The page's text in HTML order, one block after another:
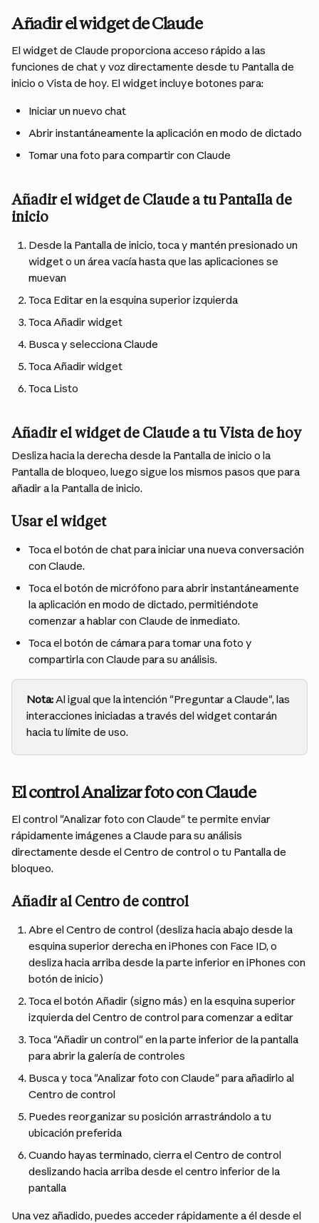
Añadir el widget de Claude
El widget de Claude proporciona acceso rápido a las
funciones de chat y voz directamente desde tu Pantalla de
inicio o Vista de hoy. El widget incluye botones para:
Iniciar un nuevo chat
Abrir instantáneamente la aplicación en modo de dictado
Tomar una foto para compartir con Claude
Añadir el widget de Claude a tu Pantalla de
inicio
Desde la Pantalla de inicio, toca y mantén presionado un
widget o un área vacía hasta que las aplicaciones se
muevan
Toca Editar en la esquina superior izquierda
Toca Añadir widget
Busca y selecciona Claude
Toca Añadir widget
Toca Listo
Añadir el widget de Claude a tu Vista de hoy
Desliza hacia la derecha desde la Pantalla de inicio o la
Pantalla de bloqueo, luego sigue los mismos pasos que para
añadir a la Pantalla de inicio.
Usar el widget
Toca el botón de chat para iniciar una nueva conversación
con Claude.
Toca el botón de micrófono para abrir instantáneamente
la aplicación en modo de dictado, permitiéndote
comenzar a hablar con Claude de inmediato.
Toca el botón de cámara para tomar una foto y
compartirla con Claude para su análisis.
Nota: Al igual que la intención "Preguntar a Claude", las
interacciones iniciadas a través del widget contarán
hacia tu límite de uso.
El control Analizar foto con Claude
El control "Analizar foto con Claude" te permite enviar
rápidamente imágenes a Claude para su análisis
directamente desde el Centro de control o tu Pantalla de
bloqueo.
Añadir al Centro de control
Abre el Centro de control (desliza hacia abajo desde la
esquina superior derecha en iPhones con Face ID, o
desliza hacia arriba desde la parte inferior en iPhones con
botón de inicio)
Toca el botón Añadir (signo más) en la esquina superior
izquierda del Centro de control para comenzar a editar
Toca "Añadir un control" en la parte inferior de la pantalla
para abrir la galería de controles
Busca y toca "Analizar foto con Claude" para añadirlo al
Centro de control
Puedes reorganizar su posición arrastrándolo a tu
ubicación preferida
Cuando hayas terminado, cierra el Centro de control
deslizando hacia arriba desde el centro inferior de la
pantalla
Una vez añadido, puedes acceder rápidamente a él desde el